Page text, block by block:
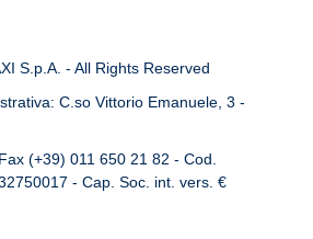
S.p.A. - All Rights Reserved
C.so Vittorio Emanuele, 3 -
(+39) 011 650 21 82 - Cod.
- Cap. Soc. int. vers. €